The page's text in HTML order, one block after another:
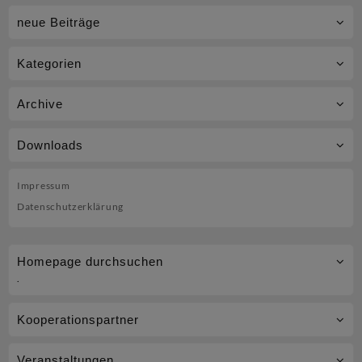
neue Beiträge
Kategorien
Archive
Downloads
Impressum
Datenschutzerklärung
für
beim
am
Homepage durchsuchen
.
Kooperationspartner